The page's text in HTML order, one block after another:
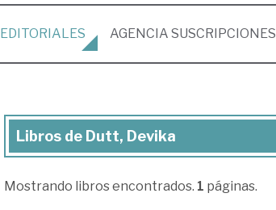
EDITORIALES AGENCIA SUSCRIPCIONES
Libros
Dutt,
Libros de Dutt, Devika
Mostrando libros encontrados. 1 páginas.